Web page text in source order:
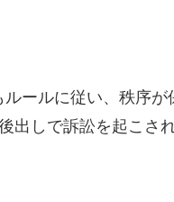
ールに従い、秩序
出しで訴訟を起こさ